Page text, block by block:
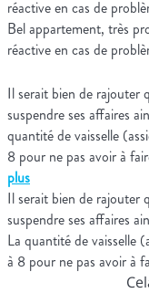
réactive en cas de
Bel appartement, très
réactive en cas de
Il serait bien de rajouter
suspendre ses affaires
quantité de vaisselle
8 pour ne pas avoir à
plus
Il serait bien de rajouter
suspendre ses affaires
La quantité de vaisselle
à 8 pour ne pas avoir à